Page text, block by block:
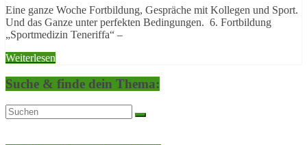
Eine ganze Woche Fortbildung, Gespräche mit Kollegen und Sport.
Und das Ganze unter perfekten Bedingungen. 6. Fortbildung
„Sportmedizin Teneriffa“ –
Weiterlesen
Suche & finde dein Thema: